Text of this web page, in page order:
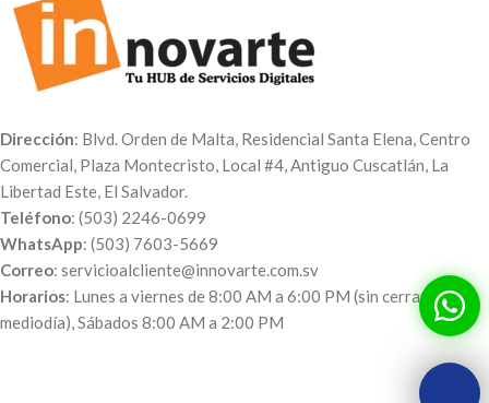
Dirección: Blvd. Orden de Malta, Residencial Santa Elena, Centro
Comercial, Plaza Montecristo, Local #4, Antiguo Cuscatlán, La
Libertad Este, El Salvador.
Teléfono: (503) 2246-0699
WhatsApp: (503) 7603-5669
Correo: servicioalcliente@innovarte.com.sv
Horarios: Lunes a viernes de 8:00 AM a 6:00 PM (sin cerrar al
mediodía), Sábados 8:00 AM a 2:00 PM